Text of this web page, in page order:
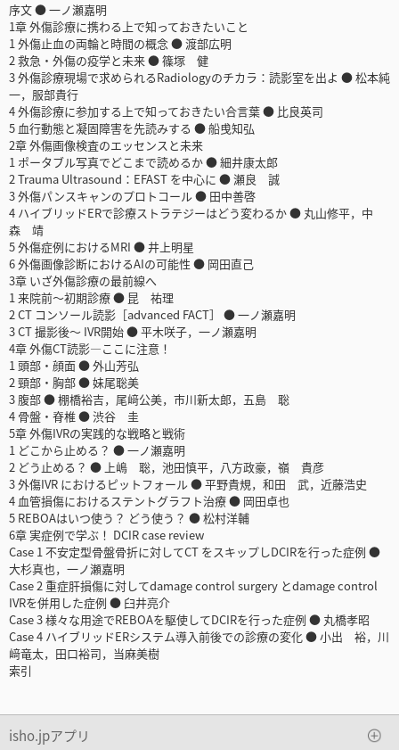
序文 ● 一ノ瀬嘉明
1章 外傷診療に携わる上で知っておきたいこと
1 外傷止血の両輪と時間の概念 ● 渡部広明
2 救急・外傷の疫学と未来 ● 篠塚 健
3 外傷診療現場で求められるRadiologyのチカラ：読影室を出よ ● 松本純
一，服部貴行
4 外傷診療に参加する上で知っておきたい合言葉 ● 比良英司
5 血行動態と凝固障害を先読みする ● 船曵知弘
2章 外傷画像検査のエッセンスと未来
1 ポータブル写真でどこまで読めるか ● 細井康太郎
2 Trauma Ultrasound：EFAST を中心に ● 瀬良 誠
3 外傷パンスキャンのプロトコール ● 田中善啓
4 ハイブリッドERで診療ストラテジーはどう変わるか ● 丸山修平，中
森 靖
5 外傷症例におけるMRI ● 井上明星
6 外傷画像診断におけるAIの可能性 ● 岡田直己
3章 いざ外傷診療の最前線へ
1 来院前～初期診療 ● 昆 祐理
2 CT コンソール読影［advanced FACT］ ● 一ノ瀬嘉明
3 CT 撮影後～ IVR開始 ● 平木咲子，一ノ瀬嘉明
4章 外傷CT読影―ここに注意！
1 頭部・顔面 ● 外山芳弘
2 頸部・胸部 ● 妹尾聡美
3 腹部 ● 棚橋裕吉，尾﨑公美，市川新太郎，五島 聡
4 骨盤・脊椎 ● 渋谷 圭
5章 外傷IVRの実践的な戦略と戦術
1 どこから止める？ ● 一ノ瀬嘉明
2 どう止める？ ● 上嶋 聡，池田慎平，八方政豪，嶺 貴彦
3 外傷IVR におけるピットフォール ● 平野貴規，和田 武，近藤浩史
4 血管損傷におけるステントグラフト治療 ● 岡田卓也
5 REBOAはいつ使う？ どう使う？ ● 松村洋輔
6章 実症例で学ぶ！ DCIR case review
Case 1 不安定型骨盤骨折に対してCT をスキップしDCIRを行った症例 ●
大杉真也，一ノ瀬嘉明
Case 2 重症肝損傷に対してdamage control surgery とdamage control
IVRを併用した症例 ● 臼井亮介
Case 3 様々な用途でREBOAを駆使してDCIRを行った症例 ● 丸橋孝昭
Case 4 ハイブリッドERシステム導入前後での診療の変化 ● 小出 裕，川
﨑竜太，田口裕司，当麻美樹
索引
isho.jpアプリ